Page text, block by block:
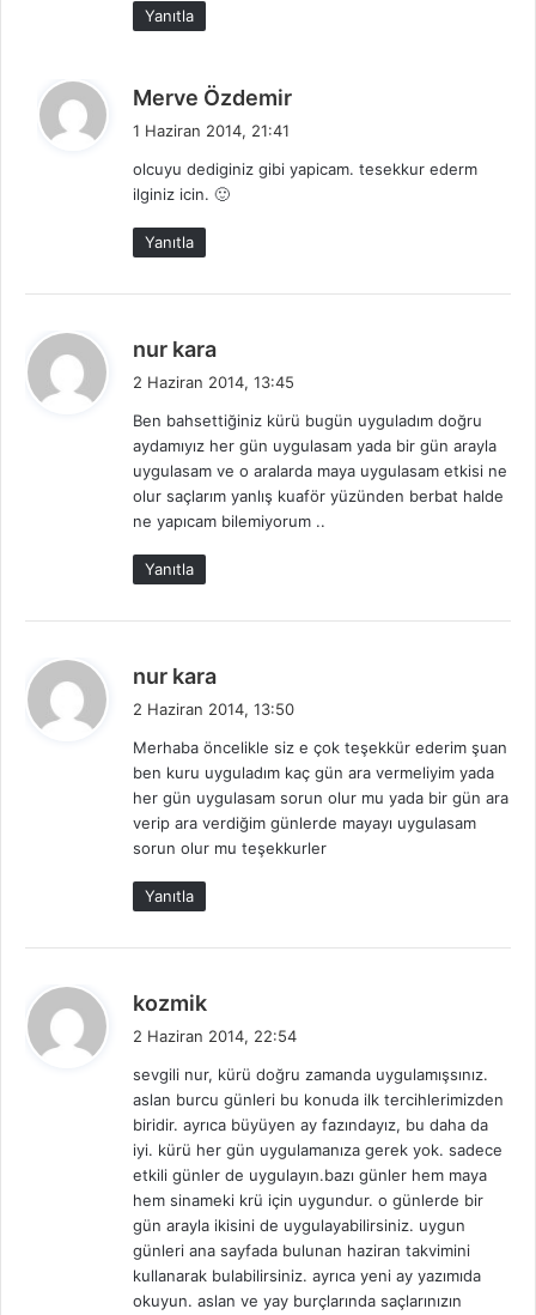
Yanıtla
Merve Özdemir
i
1 Haziran 2014, 21:41
olcuyu dediginiz gibi yapicam. tesekkur ederm
ilginiz icin. 🙂
Yanıtla
nur kara
i
k
i
2 Haziran 2014, 13:45
Ben bahsettiğiniz kürü bugün uyguladım doğru
aydamıyız her gün uygulasam yada bir gün arayla
uygulasam ve o aralarda maya uygulasam etkisi ne
olur saçlarım yanlış kuaför yüzünden berbat halde
ne yapıcam bilemiyorum ..
Yanıtla
nur kara
i
k
i
2 Haziran 2014, 13:50
Merhaba öncelikle siz e çok teşekkür ederim şuan
ben kuru uyguladım kaç gün ara vermeliyim yada
her gün uygulasam sorun olur mu yada bir gün ara
verip ara verdiğim günlerde mayayı uygulasam
sorun olur mu teşekkurler
Yanıtla
kozmik
i
k
i
2 Haziran 2014, 22:54
sevgili nur, kürü doğru zamanda uygulamışsınız.
aslan burcu günleri bu konuda ilk tercihlerimizden
biridir. ayrıca büyüyen ay fazındayız, bu daha da
iyi. kürü her gün uygulamanıza gerek yok. sadece
etkili günler de uygulayın.bazı günler hem maya
hem sinameki krü için uygundur. o günlerde bir
gün arayla ikisini de uygulayabilirsiniz. uygun
günleri ana sayfada bulunan haziran takvimini
kullanarak bulabilirsiniz. ayrıca yeni ay yazımıda
okuyun. aslan ve yay burçlarında saçlarınızın